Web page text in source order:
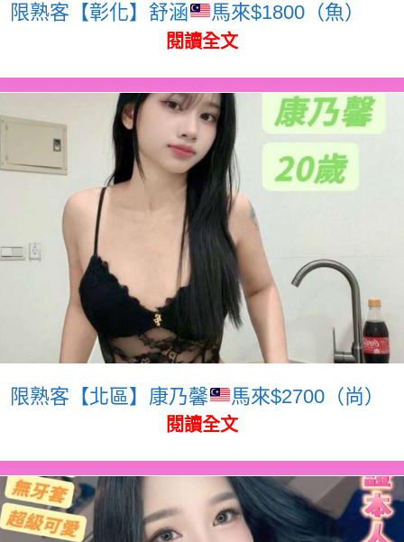
限熟客【彰化】舒涵 馬來$1800（魚）
閱讀全文
限熟客【北區】康乃馨 馬來$2700（尚）
閱讀全文